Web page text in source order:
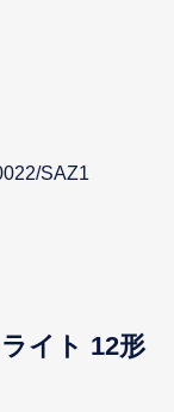
SAZ1
イト 12形